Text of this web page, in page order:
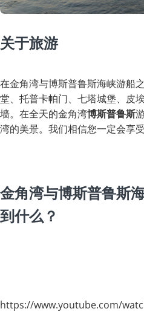
关于旅游
在金角湾与博斯普鲁斯海峡游船
堂、托普卡帕门、七塔城堡、皮
墙。在全天的金角湾博斯普鲁斯
湾的美景。我们相信您一定会享
金角湾与博斯普鲁斯
到什么？
https://www.youtube.com/